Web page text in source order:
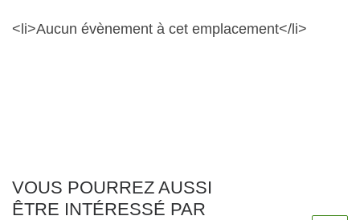
<li>Aucun évènement à cet emplacement</li>
VOUS POURREZ AUSSI
ÊTRE INTÉRESSÉ PAR